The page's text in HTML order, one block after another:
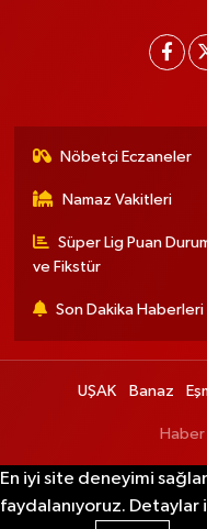
Nöbetçi Eczaneler
Namaz Vakitleri
Süper Lig Puan
ve Fikstür
Son Dakika Haberleri
UŞAK Banaz
Haber
En iyi site deneyimi
faydalanıyoruz. Detaylar